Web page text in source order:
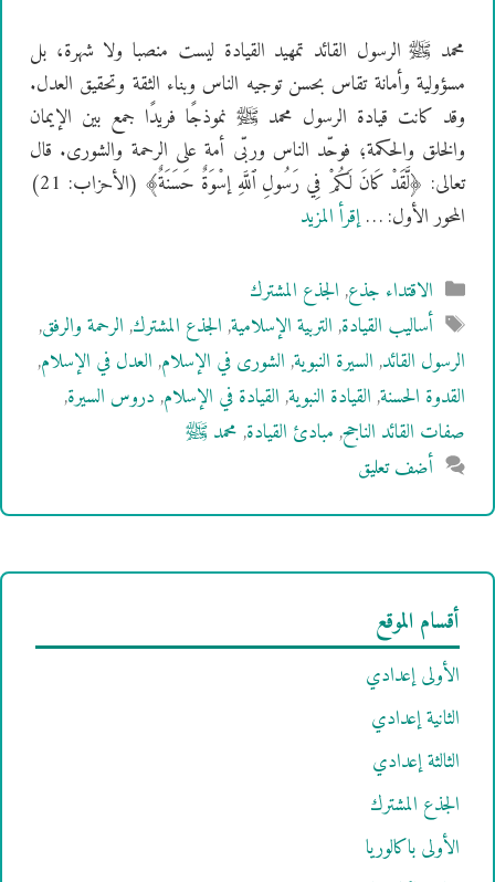
محمد ﷺ الرسول القائد تمهيد القيادة ليست منصبا ولا شهرة، بل
مسؤولية وأمانة تقاس بحسن توجيه الناس وبناء الثقة وتحقيق العدل.
وقد كانت قيادة الرسول محمد ﷺ نموذجًا فريدًا جمع بين الإيمان
والخلق والحكمة؛ فوحّد الناس وربّى أمة على الرحمة والشورى. قال
تعالى: ﴿لَّقَدْ كَانَ لَكُمْ فِي رَسُولِ ٱللَّهِ إسْوَةٌ حَسَنَةٌ﴾ (الأحزاب: 21)
المحور الأول: …إقرأ المزيد
التصنيفات
الاقتداء جذع,الجذع المشترك
الوسوم
أساليب القيادة,التربية الإسلامية,الجذع المشترك,الرحمة والرفق,
الرسول القائد,السيرة النبوية,الشورى في الإسلام,العدل في الإسلام,
القدوة الحسنة,القيادة النبوية,القيادة في الإسلام,دروس السيرة,
صفات القائد الناجح,مبادئ القيادة,محمد ﷺ
أضف تعليق
أقسام الموقع
الأولى إعدادي
الثانية إعدادي
الثالثة إعدادي
الجذع المشترك
الأولى باكالوريا